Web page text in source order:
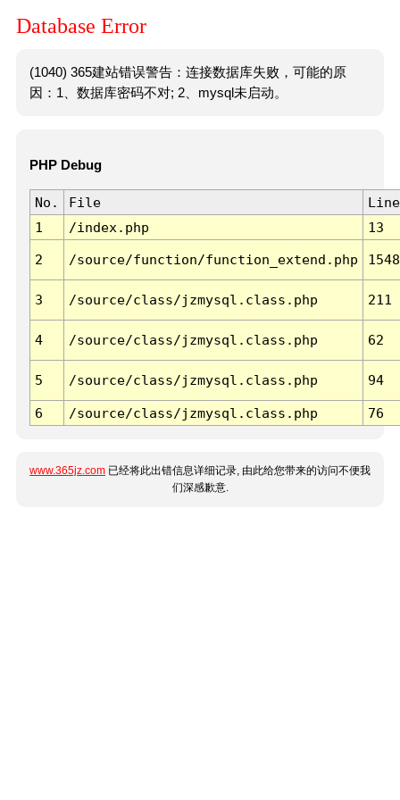
Database Error
(1040) 365建站错误警告：连接数据库失败，可能的原
因：1、数据库密码不对; 2、mysql未启动。
PHP Debug
No. File
Line
1
/index.php 13
2 /source/function/function_extend.php 1548
3 /source/class/jzmysql.class.php 211
4 /source/class/jzmysql.class.php 62
5 /source/class/jzmysql.class.php 94
6 /source/class/jzmysql.class.php 76
www.365jz.com 已经将此出错信息详细记录, 由此给您带来的访问不便我
们深感歉意.